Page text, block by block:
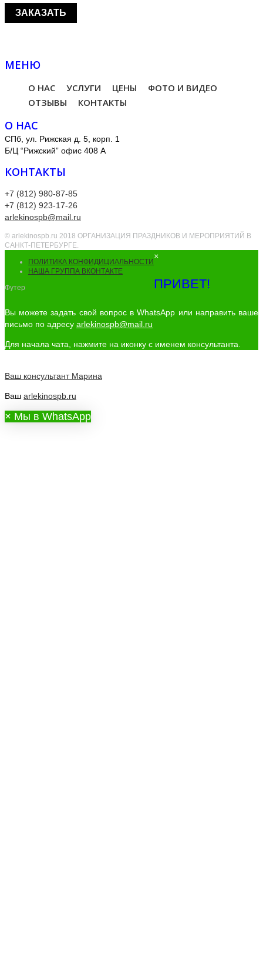
МЕНЮ
О НАС УСЛУГИ ЦЕНЫ
ФОТО И ВИДЕО
ОТЗЫВЫ
КОНТАКТЫ
О НАС
СПб, ул. Рижская д. 5, корп. 1
Б/Ц “Рижский” офис 408 А
КОНТАКТЫ
+7 (812) 980-87-85
+7 (812) 923-17-26
arlekinospb@mail.ru
© arlekinospb.ru 2018 ОРГАНИЗАЦИЯ ПРАЗДНИКОВ И МЕРОПРИЯТИЙ В
САНКТ-ПЕТЕРБУРГЕ.
ПОЛИТИКА КОНФИДИЦИАЛЬНОСТИ
НАША ГРУППА ВКОНТАКТЕ
Футер
×
ПРИВЕТ!
Вы можете задать свой вопрос в WhatsApp или направить ваше
письмо по адресу arlekinospb@mail.ru
Для начала чата, нажмите на иконку с именем консультанта.
Ваш консультант Марина
Ваш arlekinospb.ru
× Мы в WhatsApp